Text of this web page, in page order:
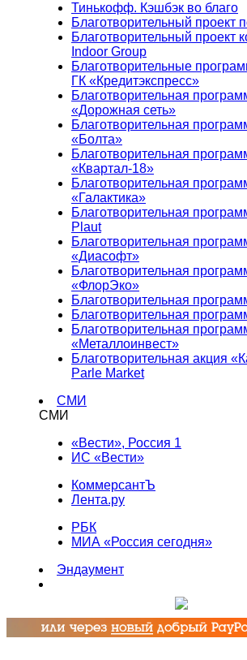
Тинькофф. Кэшбэк во благо
Благотворительный проект
Благотворительный проект
Indoor Group
Благотворительные
ГК «Кредитэкспресс»
Благотворительная
«Дорожная сеть»
Благотворительная
«Болта»
Благотворительная
«Квартал-18»
Благотворительная
«Галактика»
Благотворительная
Plaut
Благотворительная
«Диасофт»
Благотворительная
«ФлорЭко»
Благотворительная
Благотворительная
Благотворительная
«Металлоинвест»
Благотворительная акция
Parle Market
СМИ
СМИ
«Вести», Россия 1
ИС «Вести»
КоммерсантЪ
Лента.ру
РБК
МИА «Россия сегодня»
Эндаумент